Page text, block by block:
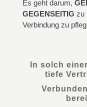
Es geht darum,
GEGENSEITIG zu
Verbindung zu
In solch
tiefe